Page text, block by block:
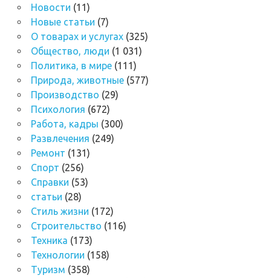
Новости (11)
Новые статьи (7)
О товарах и услугах(325)
Общество, люди (1 031)
Политика, в мире(111)
Природа, животные(577)
Производство (29)
Психология (672)
Работа, кадры (300)
Развлечения (249)
Ремонт (131)
Спорт (256)
Справки (53)
статьи (28)
Стиль жизни (172)
Строительство (116)
Техника (173)
Технологии (158)
Туризм (358)